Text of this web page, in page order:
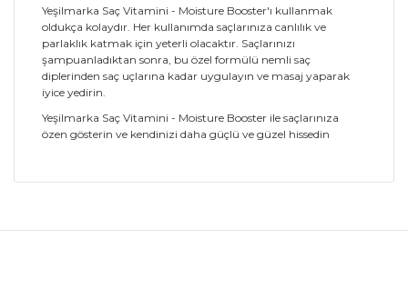
Yeşilmarka Saç Vitamini - Moisture Booster'ı kullanmak
oldukça kolaydır. Her kullanımda saçlarınıza canlılık ve
parlaklık katmak için yeterli olacaktır. Saçlarınızı
şampuanladıktan sonra, bu özel formülü nemli saç
diplerinden saç uçlarına kadar uygulayın ve masaj yaparak
iyice yedirin.
Yeşilmarka Saç Vitamini - Moisture Booster ile saçlarınıza
özen gösterin ve kendinizi daha güçlü ve güzel hissedin
ve diğer konularda yetersiz gördüğünüz noktaları